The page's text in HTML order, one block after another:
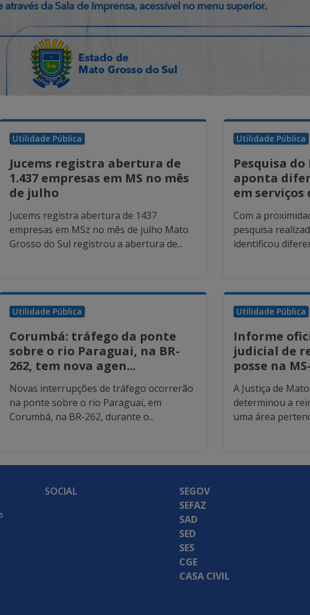
Utilidade Pública
Jucems registra abertura de
1.437 empresas em MS no mês
de julho
Jucems registra abertura de 1437
empresas em MSz no mês de julho Mato
Grosso do Sul registrou a abertura de...
Utilidade Pública
Pesquisa
aponta
em serviços
Com a
pesquisa
identificou
Utilidade Pública
Corumbá: tráfego da ponte
sobre o rio Paraguai, na BR-
262, tem nova agen...
Novas interrupções de tráfego ocorrerão
na ponte sobre o rio Paraguai, em
Corumbá, na BR-262, durante o...
Utilidade Pública
Informe
judicial de
posse na
A Justiça de
determinou a
uma área
SOCIAL
SEGOV
SEFAZ
SAD
SED
SES
CGE
CASA CIVIL